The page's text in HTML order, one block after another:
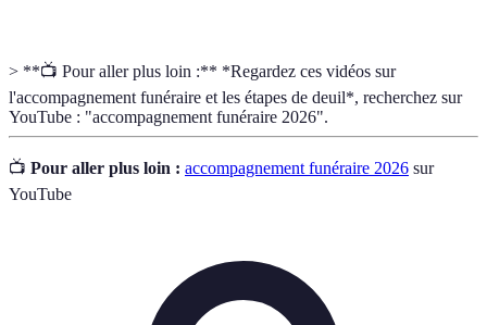
> **📺 Pour aller plus loin :** *Regardez ces vidéos sur
l'accompagnement funéraire et les étapes de deuil*, recherchez sur
YouTube : "accompagnement funéraire 2026".
📺 Pour aller plus loin : accompagnement funéraire 2026 sur
YouTube